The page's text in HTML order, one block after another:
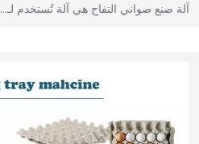
آلة صنع صواني التفاح هي آلة تُستخدم لـ…